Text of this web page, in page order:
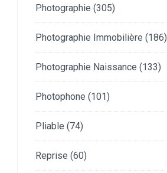
Photographie (305)
Photographie Immobilière (186)
Photographie Naissance (133)
Photophone (101)
Pliable (74)
Reprise (60)